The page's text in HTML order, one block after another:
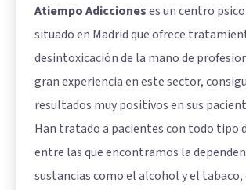
Atiempo Adiccioneses un centro
situado en Madrid que ofrece
desintoxicación de la mano de
gran experiencia en este sector,
resultados muy positivos en sus
Han tratado a pacientes con todo tipo
entre las que encontramos la
sustancias como el alcohol y el tabaco,